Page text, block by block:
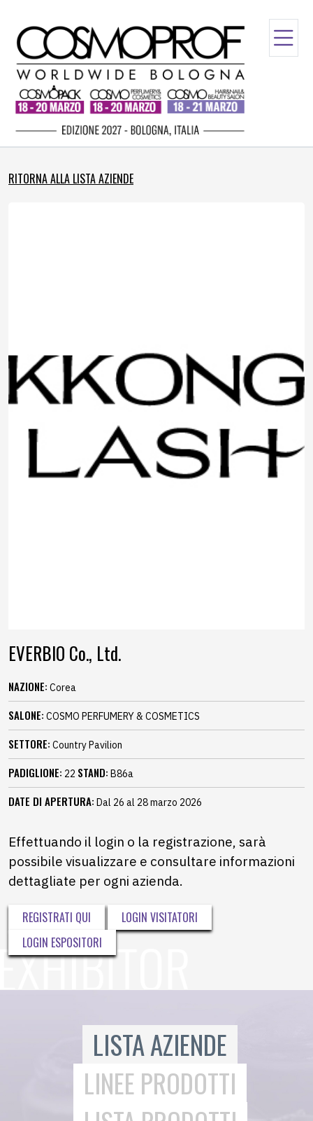
RITORNA ALLA LISTA AZIENDE
EVERBIO Co., Ltd.
NAZIONE: Corea
SALONE: COSMO PERFUMERY & COSMETICS
SETTORE: Country Pavilion
PADIGLIONE: 22 STAND: B86a
DATE DI APERTURA: Dal 26 al 28 marzo 2026
Effettuando il login o la registrazione, sarà
possibile visualizzare e consultare informazioni
dettagliate per ogni azienda.
REGISTRATI QUI
LOGIN VISITATORI
LOGIN ESPOSITORI
LISTA AZIENDE
LINEE PRODOTTI